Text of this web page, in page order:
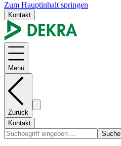
Zum Hauptinhalt springen
Kontakt
Menü
Zurück
Kontakt
Suche